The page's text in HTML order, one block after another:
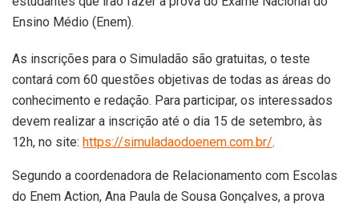
Ensino Médio (Enem).
As inscrições para o Simuladão são gratuitas, o teste
contará com 60 questões objetivas de todas as áreas do
conhecimento e redação. Para participar, os interessados
devem realizar a inscrição até o dia 15 de setembro, às
12h, no site: https://simuladaodoenem.com.br/.
Segundo a coordenadora de Relacionamento com Escolas
do Enem Action, Ana Paula de Sousa Gonçalves, a prova